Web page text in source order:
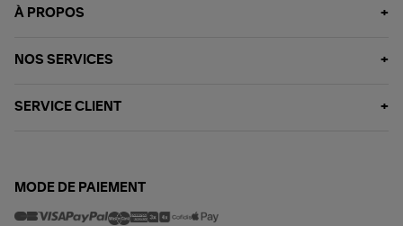
À PROPOS
NOS SERVICES
SERVICE CLIENT
MODE DE PAIEMENT